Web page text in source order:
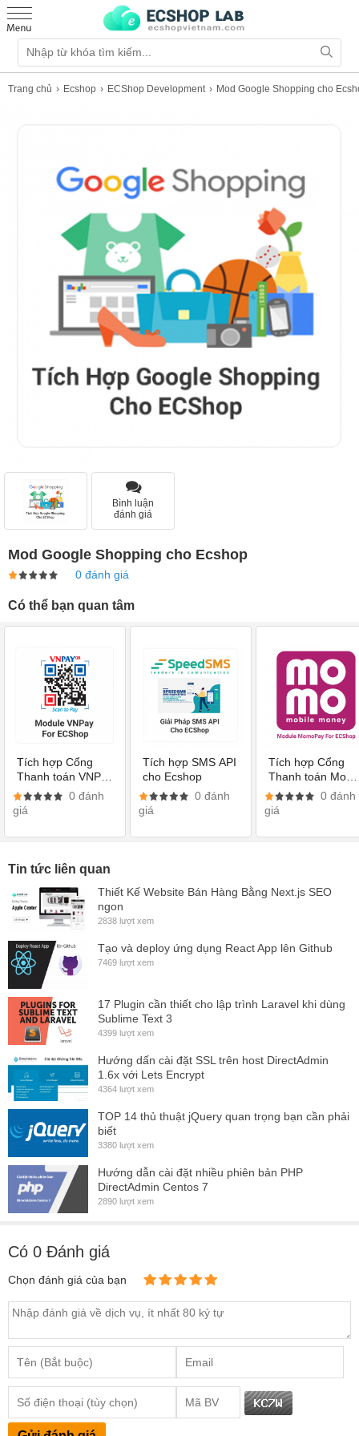
Trang chủ Ecshop ECShop Development Mod Google Shopping cho
Bình luận
đánh giá
Mod Google Shopping cho Ecshop
0 đánh giá
Có thể bạn quan tâm
Tích hợp Cổng
Thanh toán VNPay
cho Ecshop0 đánh
giá
Tích hợp SMS API
cho Ecshop
0 đánh
giá
Tích hợp Cổng
Thanh toán
WebPay cho
Ecshop
0 đánh
giá
Tin tức liên quan
Thiết Kế Website Bán Hàng Bằng Next.js SEO
ngon
2838 lượt xem
Tạo và deploy ứng dụng React App lên Github
7469 lượt xem
17 Plugin cần thiết cho lập trình Laravel khi dùng
Sublime Text 3
4399 lượt xem
Hướng dấn cài đặt SSL trên host DirectAdmin
1.6x với Lets Encrypt
4364 lượt xem
TOP 14 thủ thuật jQuery quan trọng bạn cần phải
biết
3380 lượt xem
Hướng dẫn cài đặt nhiều phiên bản PHP
DirectAdmin Centos 7
2890 lượt xem
Có 0 Đánh giá
Chọn đánh giá của bạn